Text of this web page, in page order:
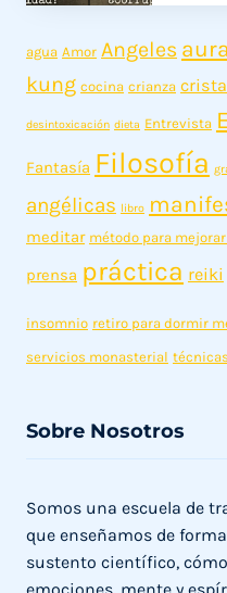
agua Amor Angeles aura
kung cocina crianza
desintoxicación dieta Entrevista
Fantasía Filosofía
angélicas libro
meditar método para
prensa práctica reiki
insomnio retiro para dormir
servicios monasterial
Sobre Nosotros
Somos una escuela de
que enseñamos de
sustento científico,
emociones, mente y